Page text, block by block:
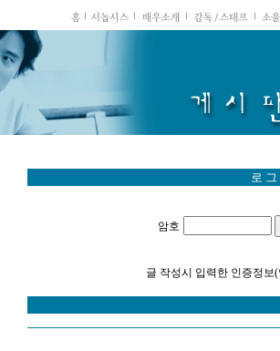
로 그
암호
글 작성시 입력한 인증정보